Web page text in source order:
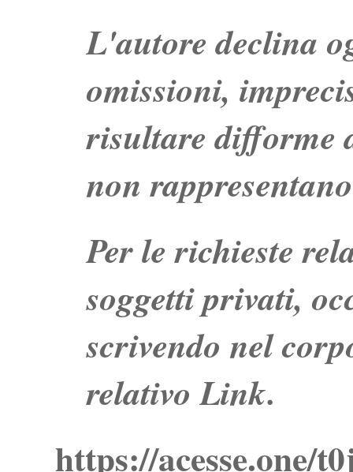
L'autore declina
omissioni,
risultare difforme
non
Per le richieste
soggetti privati,
scrivendo nel
relativo Link.
https://acesse.one/